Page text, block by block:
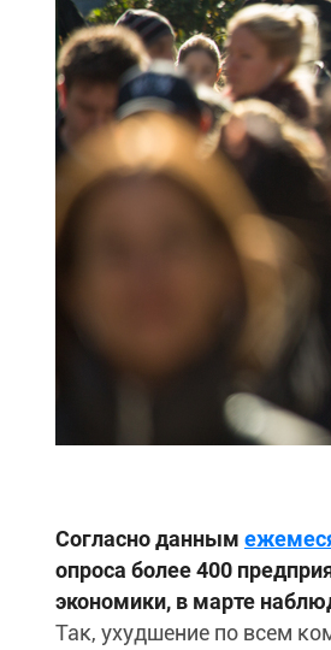
Согласно данным
опроса более 400
экономики, в марте
Так, ухудшение по всем